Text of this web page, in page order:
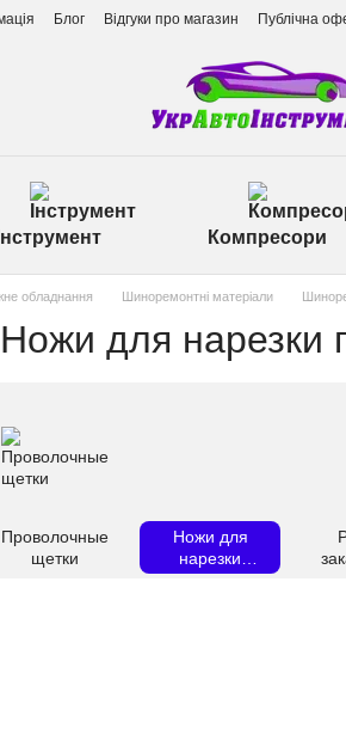
Блог Відгуки про магазин Публічна
Інструмент Компресори
обладнання Шиноремонтні матеріали
Ножи для нарезки
Проволочные
щетки
Ножи для
нарезки
протектора